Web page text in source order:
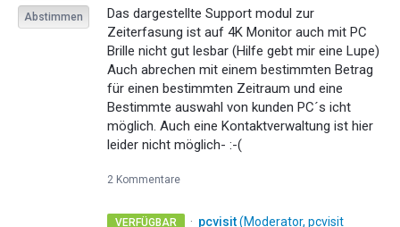
Das dargestellte Support modul zur
Zeiterfasung ist auf 4K Monitor auch mit PC
Brille nicht gut lesbar (Hilfe gebt mir eine Lupe)
Auch abrechen mit einem bestimmten Betrag
für einen bestimmten Zeitraum und eine
Bestimmte auswahl von kunden PC´s icht
möglich. Auch eine Kontaktverwaltung ist hier
leider nicht möglich- :-(
Abstimmen
2 Kommentare
VERFÜGBAR · pcvisit(Moderator, pcvisit